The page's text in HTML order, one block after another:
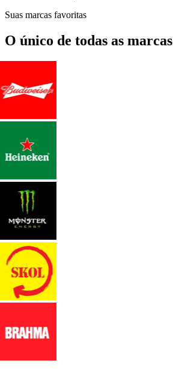
Suas marcas favoritas
O único de todas as marcas